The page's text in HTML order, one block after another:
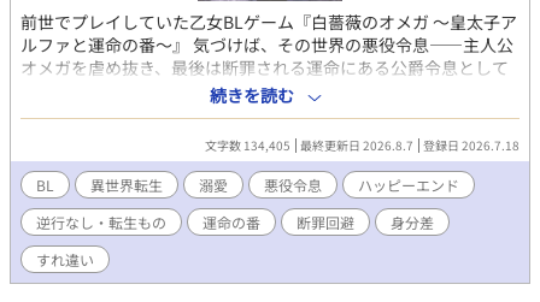
前世でプレイしていた乙女BLゲーム『白薔薇のオメガ ～皇太子ア
ルファと運命の番～』 気づけば、その世界の悪役令息――主人公
オメガを虐め抜き、最後は断罪される運命にある公爵令息として
転生していた。 「終わった。破滅フラグしかない」 生き延びる方
法はただ一つ。主人公にも、攻略対象の皇太子にも、とにかく近
づかないこと。ベッドサイドの引き出しに隠した一冊のノートを
頼りに、目立たず大人しく生きようと決めたはずだった。 なのに
――避ければ避けるほど、皇太子アルファの瞳に映る自分が、ど
うしようもなく色濃くなっていく。 「見つけた。ようやく会え
た。」 冷徹で合理主義、誰にも興味を示さないはずの皇太子が、
なぜか自分だけを見ている。 シナリオにない執着から逃げ切れる
のか。それとも――。 破滅回避のため逃げたはずが、逃げ切れな
続きを読む
文字数 134,405 最終更新日 2026.8.7 登録日 2026.7.18
BL 異世界転生 溺愛 悪役令息
ハッピーエンド
逆行なし・転生もの
運命の番 断罪回避
身分差
すれ違い